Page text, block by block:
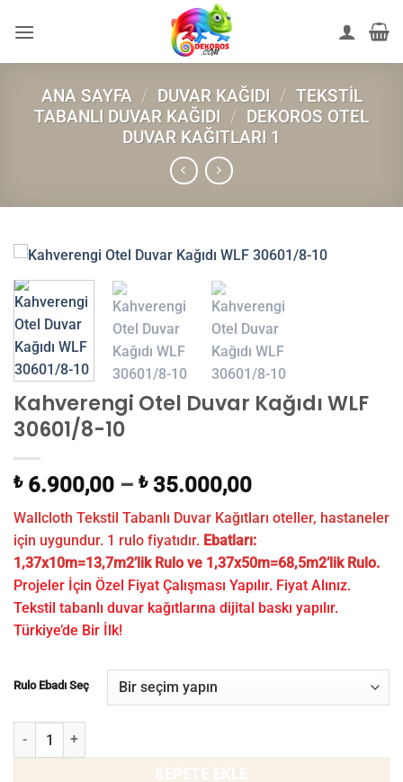
atla
ANA SAYFA / DUVAR KAĞIDI / TEKSTIL
TABANLI DUVAR KAĞIDI / DEKOROS OTEL
DUVAR KAĞITLARI 1
Kahverengi Otel Duvar Kağıdı WLF
30601/8-10
₺6.900,00 – ₺35.000,00
Wallcloth Tekstil Tabanlı Duvar Kağıtları oteller, hastaneler
için uygundur. 1 rulo fiyatıdır. Ebatları:
1,37x10m=13,7m2’lik Rulo ve 1,37x50m=68,5m2’lik Rulo.
Projeler İçin Özel Fiyat Çalışması Yapılır. Fiyat Alınız.
Tekstil tabanlı duvar kağıtlarına dijital baskı yapılır.
Türkiye’de Bir İlk!
Rulo Ebadı Seç
Kahverengi Otel Duvar Kağıdı WLF 30601/8-10 adet